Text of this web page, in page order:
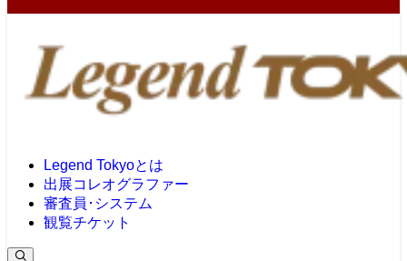
Legend Tokyoとは
出展コレオグラファー
審査員･システム
観覧チケット